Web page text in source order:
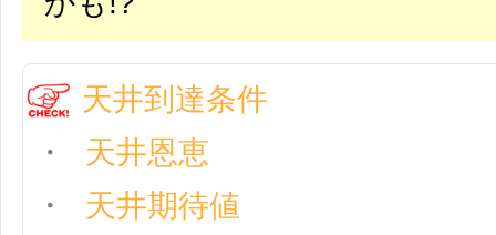
天井到達条件
天井恩恵
天井期待値